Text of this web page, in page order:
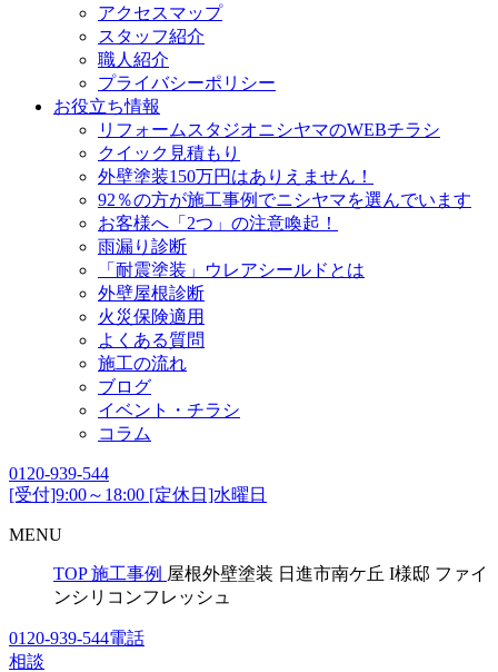
アクセスマップ
スタッフ紹介
職人紹介
プライバシーポリシー
お役立ち情報
リフォームスタジオニシヤマのWEBチラシ
クイック見積もり
外壁塗装150万円はありえません！
92％の方が施工事例でニシヤマを選んでいます
お客様へ「2つ」の注意喚起！
雨漏り診断
「耐震塗装」ウレアシールドとは
外壁屋根診断
火災保険適用
よくある質問
施工の流れ
ブログ
イベント・チラシ
コラム
0120-939-544
[受付]9:00～18:00 [定休日]水曜日
MENU
TOP 施工事例 屋根外壁塗装 日進市南ケ丘 I様邸 ファイ
ンシリコンフレッシュ
0120-939-544電話
相談